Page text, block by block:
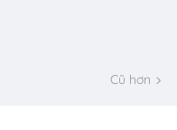
Cũ hơn